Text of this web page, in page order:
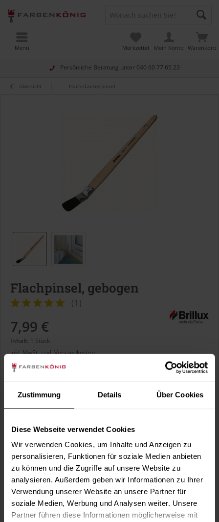
Zustimmung Details Über Cookies
Diese Webseite verwendet Cookies
Wir verwenden Cookies, um Inhalte und Anzeigen zu
personalisieren, Funktionen für soziale Medien anbieten
zu können und die Zugriffe auf unsere Website zu
analysieren. Außerdem geben wir Informationen zu Ihrer
Verwendung unserer Website an unsere Partner für
soziale Medien, Werbung und Analysen weiter. Unsere
Partner führen diese Informationen möglicherweise mit
Persönliche Beratung unter 040 60 77 65 23
Warenkorb
Merkzettel Mein Konto
Menü
Übersicht Flach-/Lackierpinsel
Flachpinsel, gebogen
(1 )
7,99 €
Inhalt: 1 Stück
inkl. MwSt.zzgl. Versandkosten
Sofort versandfertig, Lieferzeit ca. 1-3 Arbeitstage
In den Warenkorb
Merken Fragen zum Artikel?
BX1185